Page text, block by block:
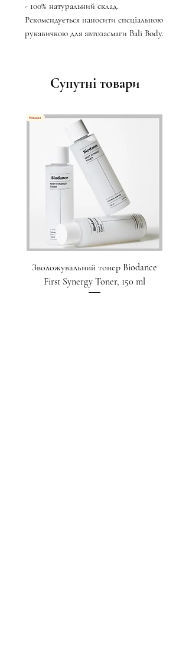
- 100% натуральний склад.
Рекомендується наносити спеціальною
рукавичкою для автозасмаги Bali Body.
Супутні товари
Зволожувальний тонер Biodance
First Synergy Toner, 150 ml